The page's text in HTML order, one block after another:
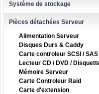
Système de stockage
Pièces détachées Serveur
Alimentation Serveur
Disques Durs & Caddy
Carte controleur SCSI / SAS
Lecteur CD / DVD /
Mémoire Serveur
Carte Controleur Raid
Carte d'extension